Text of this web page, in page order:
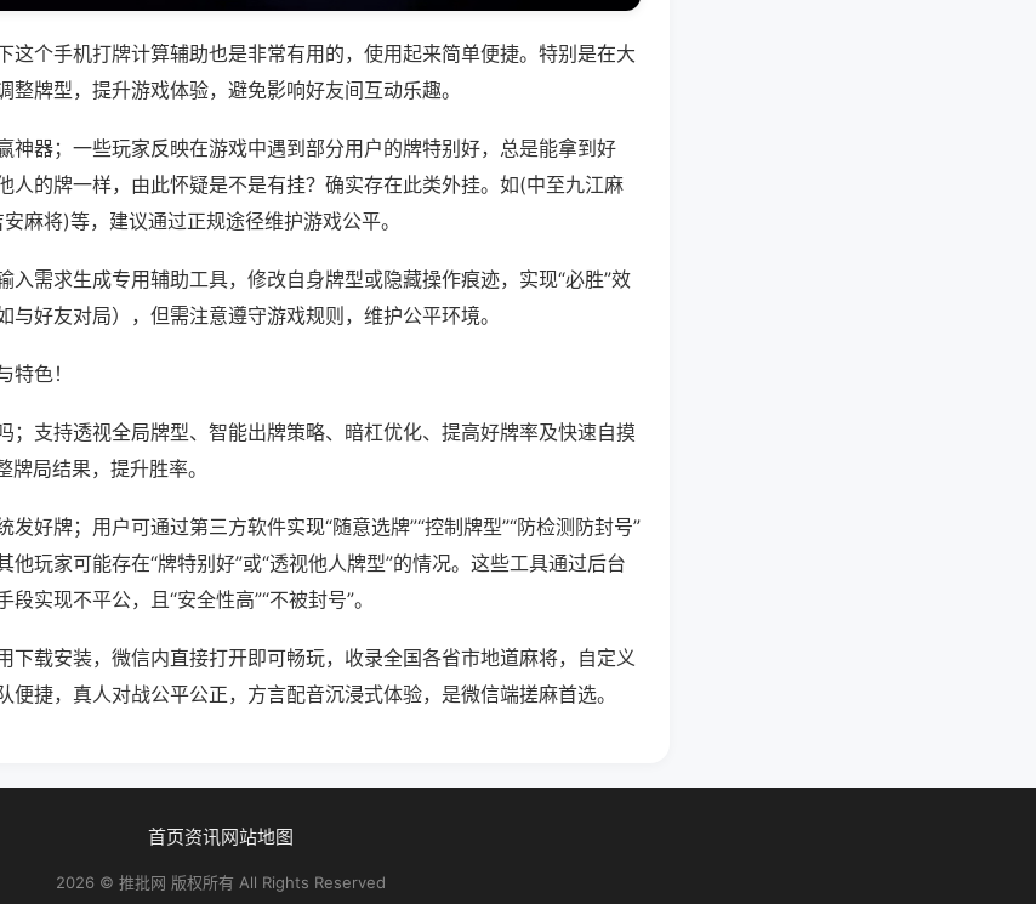
这个手机打牌计算辅助也是非常有用的，使用起来简单便捷。特别是在大
整牌型，提升游戏体验，避免影响好友间互动乐趣。
神器；一些玩家反映在游戏中遇到部分用户的牌特别好，总是能拿到好
人的牌一样，由此怀疑是不是有挂？确实存在此类外挂。如(中至九江麻
麻将)等，建议通过正规途径维护游戏公平。
入需求生成专用辅助工具，修改自身牌型或隐藏操作痕迹，实现“必胜”效
与好友对局），但需注意遵守游戏规则，维护公平环境。
色！
；支持透视全局牌型、智能出牌策略、暗杠优化、提高好牌率及快速自摸
局结果，提升胜率。
发好牌；用户可通过第三方软件实现“随意选牌”“控制牌型”“防检测防封号”
他玩家可能存在“牌特别好”或“透视他人牌型”的情况。这些工具通过后台
实现不平公，且“安全性高”“不被封号”。
下载安装，微信内直接打开即可畅玩，收录全国各省市地道麻将，自定义
便捷，真人对战公平公正，方言配音沉浸式体验，是微信端搓麻首选。
首页资讯网站地图
2026 © 推批网 版权所有 All Rights Reserved